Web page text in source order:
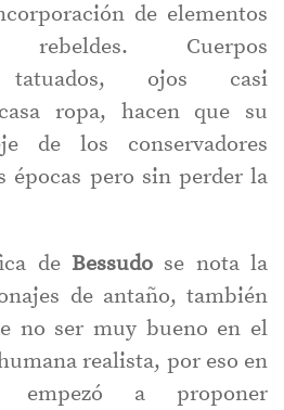
de elementos
Cuerpos
tatuados, ojos casi
ropa, hacen que su
de los conservadores
épocas pero sin perder la
de Bessudo se nota la
de antaño, también
no ser muy bueno en el
realista, por eso en
empezó a proponer